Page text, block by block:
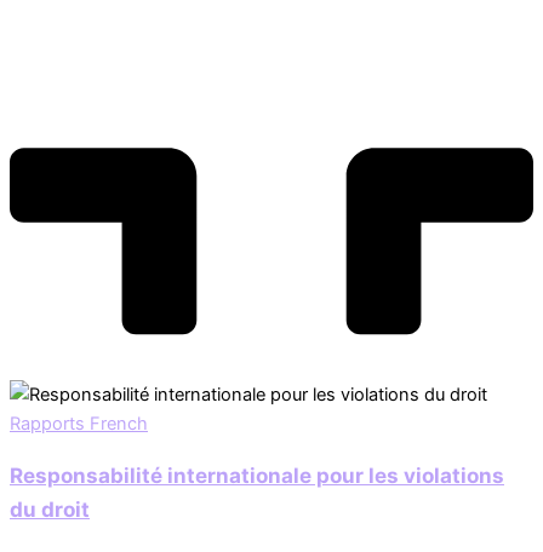
Rapports French
Responsabilité internationale pour les violations
du droit